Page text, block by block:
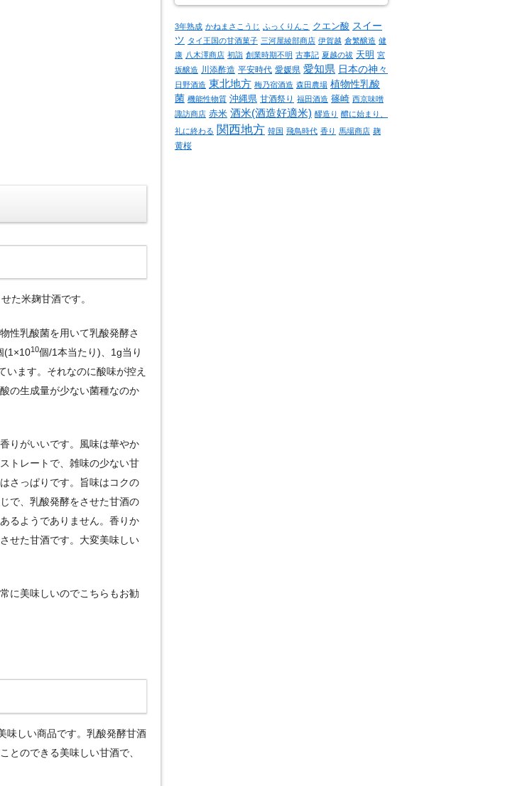
た米麹甘酒です。
性乳酸菌を用いて乳酸発酵さ
(1×1010個/1本当たり)、1g当り
います。それなのに酸味が控え
の生成量が少ない菌種なのか
りがいいです。風味は華やか
トレートで、雑味の少ない甘
さっぱりです。旨味はコクの
で、乳酸発酵をさせた甘酒の
るようでありません。香りか
せた甘酒です。大変美味しい
に美味しいのでこちらもお勧
味しい商品です。乳酸発酵甘酒
とのできる美味しい甘酒で、
3年熟成 かねまさこうじ ふっくりんこ クエン酸 スイー
ツ タイ王国の甘酒菓子 三河屋綾部商店 伊賀越 倉繁醸造 健
康 八木澤商店 初詣 創業時期不明 古事記 夏越の祓 天明 宮
坂醸造 川添酢造 平安時代 愛媛県 愛知県 日本の神々
日野酒造 東北地方 梅乃宿酒造 森田農場 植物性乳酸
菌 機能性物質 沖縄県 甘酒祭り 福田酒造 篠崎 西京味噌
諏訪商店 赤米 酒米(酒造好適米) 醪造り 醴に始まり、
礼に終わる 関西地方 韓国 飛鳥時代 香り 馬場商店 麹
黄桜